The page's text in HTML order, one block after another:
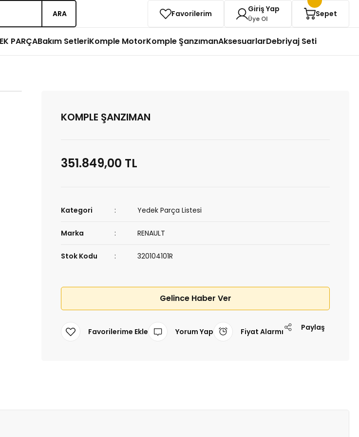
ARA Favorilerim Giriş Yap
Üye Ol
Sepet
PARÇABakım SetleriKomple MotorKomple ŞanzımanAksesuarlarDebriyaj Seti
KOMPLE ŞANZIMAN
351.849,00 TL
Kategori Yedek Parça Listesi
Marka RENAULT
Stok Kodu 320104101R
Gelince Haber Ver
Yorum Yap Fiyat Alarmı Paylaş